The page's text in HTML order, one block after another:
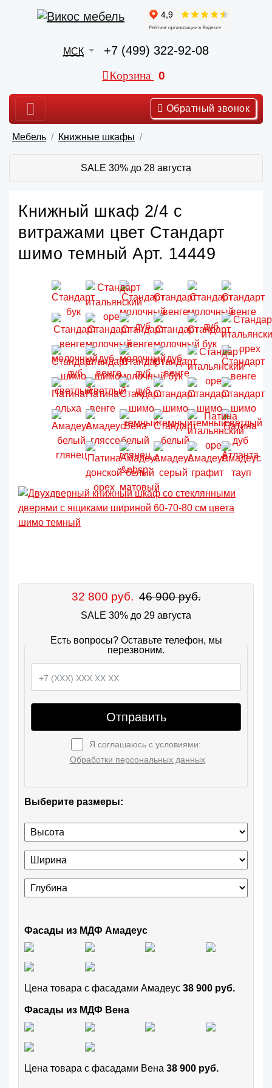
МСК +7 (499) 322-92-08
Корзина 0
Обратный звонок
Мебель Книжные шкафы
SALE 30% до 28 августа
Книжный шкаф 2/4 с
витражами цвет Стандарт
шимо темный Арт. 14449
32 800 руб. 46 900 руб.
SALE 30% до 29 августа
Есть вопросы? Оставьте телефон, мы
перезвоним.
Отправить
Я соглашаюсь с условиями:
Обработки персональных данных
Выберите размеры:
Фасады из МДФ Амадеус
Цена товара с фасадами Амадеус 38 900 руб.
Фасады из МДФ Вена
Цена товара с фасадами Вена 38 900 руб.